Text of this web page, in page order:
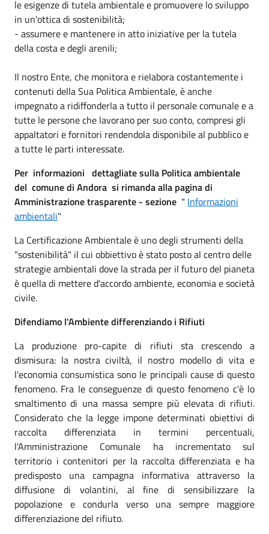
le esigenze di tutela ambientale e promuovere lo sviluppo
in un'ottica di sostenibilità;
- assumere e mantenere in atto iniziative per la tutela
della costa e degli arenili;
Il nostro Ente, che monitora e rielabora costantemente i
contenuti della Sua Politica Ambientale, è anche
impegnato a ridiffonderla a tutto il personale comunale e a
tutte le persone che lavorano per suo conto, compresi gli
appaltatori e fornitori rendendola disponibile al pubblico e
a tutte le parti interessate.
Per informazioni dettagliate sulla Politica ambientale
del comune di Andora si rimanda alla pagina di
Amministrazione trasparente - sezione " Informazioni
ambientali"
La Certificazione Ambientale è uno degli strumenti della
"sostenibilità" il cui obbiettivo è stato posto al centro delle
strategie ambientali dove la strada per il futuro del pianeta
è quella di mettere d'accordo ambiente, economia e società
civile.
Difendiamo l'Ambiente differenziando i Rifiuti
La produzione pro-capite di rifiuti sta crescendo a
dismisura: la nostra civiltà, il nostro modello di vita e
l'economia consumistica sono le principali cause di questo
fenomeno. Fra le conseguenze di questo fenomeno c'è lo
smaltimento di una massa sempre più elevata di rifiuti.
Considerato che la legge impone determinati obiettivi di
raccolta differenziata in termini percentuali,
l'Amministrazione Comunale ha incrementato sul
territorio i contenitori per la raccolta differenziata e ha
predisposto una campagna informativa attraverso la
diffusione di volantini, al fine di sensibilizzare la
popolazione e condurla verso una sempre maggiore
differenziazione del rifiuto.